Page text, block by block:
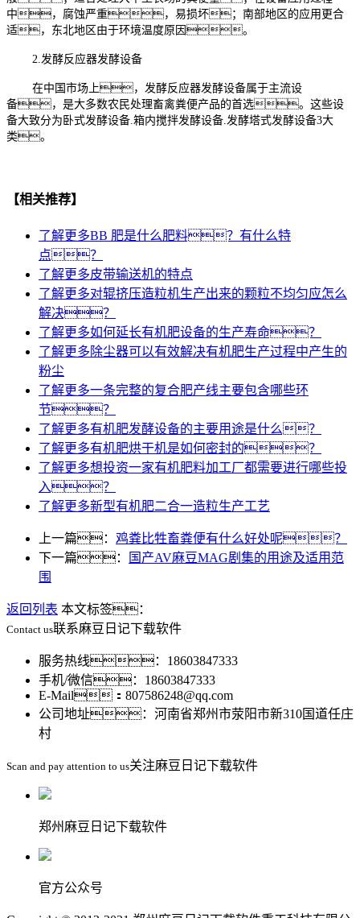
中，腐蚀严重，易损坏；南部地区的应用更合
适，东北地区由于环境温度原因。
2.发酵反应器发酵设备
在中国市场上，发酵反应器发酵设备属于主流设
备，是大多数农民处理畜禽粪便产品的首选。这些设
备大致分为卧式发酵设备.箱内搅拌发酵设备.发酵塔式发酵设备3大
类。
【相关推荐】
了解更多BB 肥是什么肥料？有什么特
点？
了解更多皮带输送机的特点
了解更多对辊挤压造粒机生产出来的颗粒不均匀应怎么
解决？
了解更多如何延长有机肥设备的生产寿命？
了解更多除尘器可以有效解决有机肥生产过程中产生的
粉尘
了解更多一条完整的复合肥产线主要包含哪些环
节？
了解更多有机肥发酵设备的主要用途是什么？
了解更多有机肥烘干机是如何密封的？
了解更多想投资一家有机肥料加工厂都需要进行哪些投
入？
了解更多新型有机肥二合一造粒生产工艺
上一篇： 鸡粪比牲畜粪便有什么好处呢？
下一篇：
国产AV麻豆MAG剧集的用途及适用范
围
返回列表 本文标签：
Contact us联系麻豆日记下载软件
服务热线：18603847333
手机/微信：18603847333
E-Mail：807586248@qq.com
公司地址：河南省郑州市荥阳市新310国道任庄
村
Scan and pay attention to us关注麻豆日记下载软件
郑州麻豆日记下载软件
官方公众号